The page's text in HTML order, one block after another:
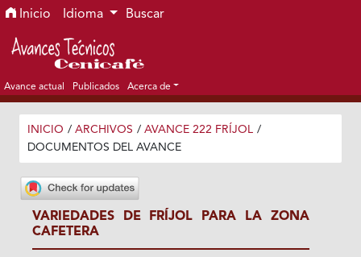
Ir al menú de navegación principal
Ir al contenido principal
Ir al pie de página del sitio
Inicio Idioma Buscar
Avance actual Publicados Acerca de
INICIO / ARCHIVOS / AVANCE 222 FRÍJOL
/
DOCUMENTOS DEL AVANCE
VARIEDADES DE FRÍJOL PARA LA ZONA
CAFETERA